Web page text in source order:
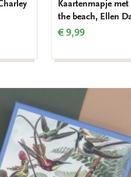
Kaartenmapje
the beach, Ellen
€ 9,99